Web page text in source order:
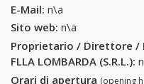
E-Mail: n\a
Sito web: n\a
Proprietario / Direttore /
FLLA LOMBARDA (S.R.L.):
Orari di apertura (opening